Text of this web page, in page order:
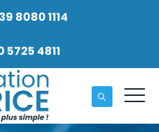
8080 1114
5725 4811